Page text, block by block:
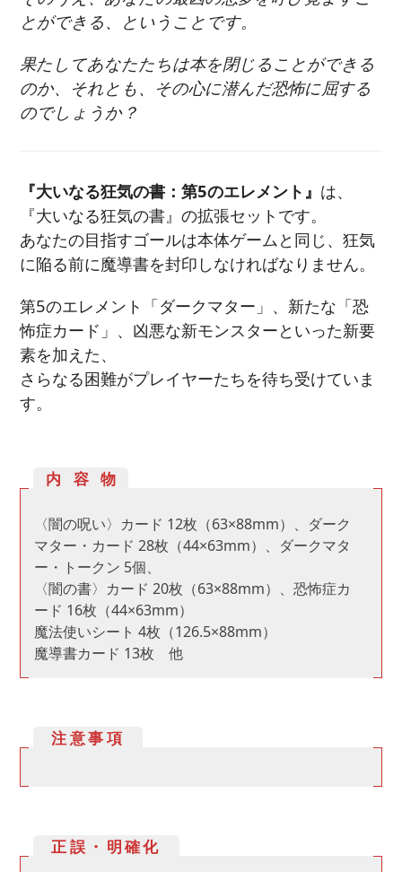
とができる、ということです。
果たしてあなたたちは本を閉じることができる
のか、それとも、その心に潜んだ恐怖に屈する
のでしょうか？
『大いなる狂気の書：第5のエレメント』 は、
『大いなる狂気の書』の拡張セットです。
あなたの目指すゴールは本体ゲームと同じ、狂気
に陥る前に魔導書を封印しなければなりません。
第5のエレメント「ダークマター」、新たな「恐
怖症カード」、凶悪な新モンスターといった新要
素を加えた、
さらなる困難がプレイヤーたちを待ち受けていま
す。
内容物
〈闇の呪い〉カード 12枚（63×88mm）、ダーク
マター・カード 28枚（44×63mm）、ダークマタ
ー・トークン 5個、
〈闇の書〉カード 20枚（63×88mm）、恐怖症カ
ード 16枚（44×63mm）
魔法使いシート 4枚（126.5×88mm）
魔導書カード 13枚 他
注意事項
正誤・明確化